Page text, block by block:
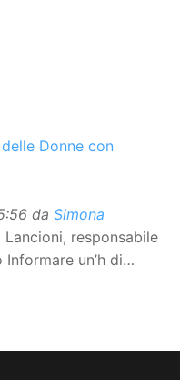
Donne con
da Simona
Lancioni, responsabile
un’h di
“Secondo Manifesto